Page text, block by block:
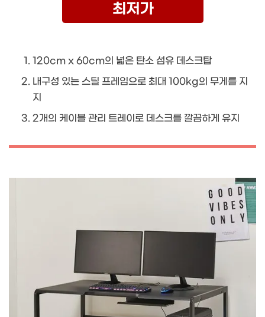
최저가
120cm x 60cm의 넓은 탄소 섬유 데스크탑
내구성 있는 스틸 프레임으로 최대 100kg의 무게를 지
지
2개의 케이블 관리 트레이로 데스크를 깔끔하게 유지